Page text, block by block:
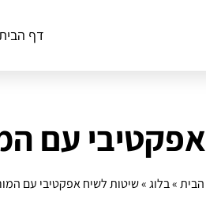
דף
עם
»בלוג»שיטות לשיח אפקטיבי עם